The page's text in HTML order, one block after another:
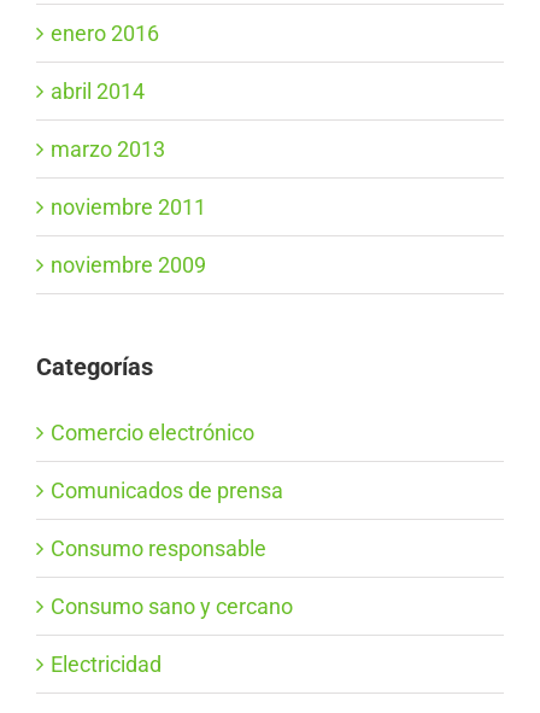
enero 2016
abril 2014
marzo 2013
noviembre 2011
noviembre 2009
Categorías
Comercio electrónico
Comunicados de prensa
Consumo responsable
Consumo sano y cercano
Electricidad